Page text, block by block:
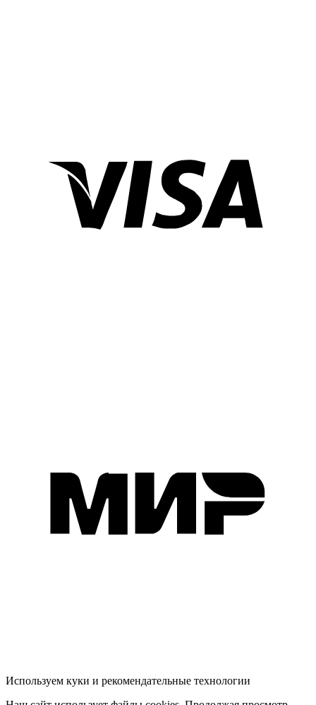
Используем куки и рекомендательные технологии